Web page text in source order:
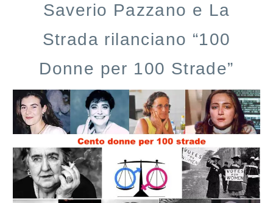
Saverio Pazzano e La
Strada rilanciano “100
Donne per 100 Strade”